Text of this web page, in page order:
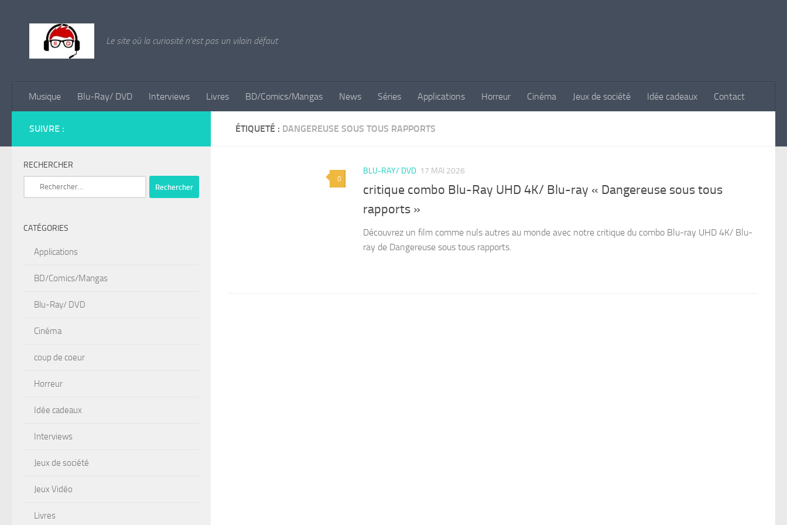
Le site où la curiosité n'est pas un vilain défaut
Musique Blu-Ray/ DVD Interviews Livres BD/Comics/Mangas News Séries Applications Horreur Cinéma Jeux de société Idée cadeaux Contact
ÉTIQUETÉ : DANGEREUSE SOUS TOUS RAPPORTS
0
BLU-RAY/ DVD 17 MAI 2026
critique combo Blu-Ray UHD 4K/ Blu-ray « Dangereuse sous tous
rapports »
Découvrez un film comme nuls autres au monde avec notre critique du combo Blu-ray UHD 4K/ Blu-
ray de Dangereuse sous tous rapports.
SUIVRE :
RECHERCHER
Rechercher :
CATÉGORIES
Applications
BD/Comics/Mangas
Blu-Ray/ DVD
Cinéma
coup de coeur
Horreur
Idée cadeaux
Interviews
Jeux de société
Jeux Vidéo
Livres